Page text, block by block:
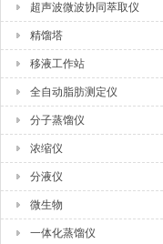
杭州川一实验仪器有限公司
超声波微波协同萃取仪
精馏塔
移液工作站
全自动脂肪测定仪
分子蒸馏仪
浓缩仪
分液仪
微生物
一体化蒸馏仪